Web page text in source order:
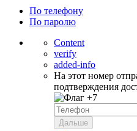
По телефону
По паролю
Content
verify
added-info
На этот номер
подтверждения
+7
Дальше